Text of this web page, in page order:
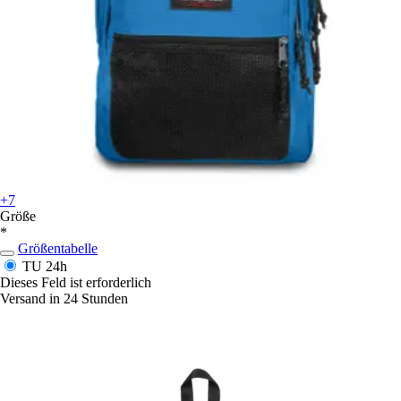
+7
Größe
*
Größentabelle
TU 24h
Dieses Feld ist erforderlich
Versand in 24 Stunden